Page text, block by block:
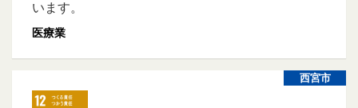
います。
医療業
西宮市